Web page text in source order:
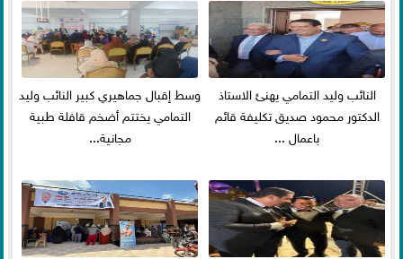
النائب وليد التمامي يهنئ الاستاذ
الدكتور محمود صديق تكليفة قائم
باعمال ...
وسط إقبال جماهيري كبير النائب وليد
التمامي يختتم أضخم قافلة طبية
مجانية...